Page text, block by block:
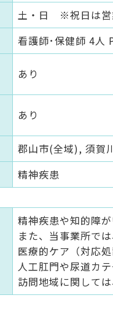
土・日 ※祝日は営
看護師･保健師 4人
あり
あり
郡山市(全域), 須賀
精神疾患
精神疾患や知的障
また、当事業所で
医療的ケア（対応
人工肛門や尿道カ
訪問地域に関して